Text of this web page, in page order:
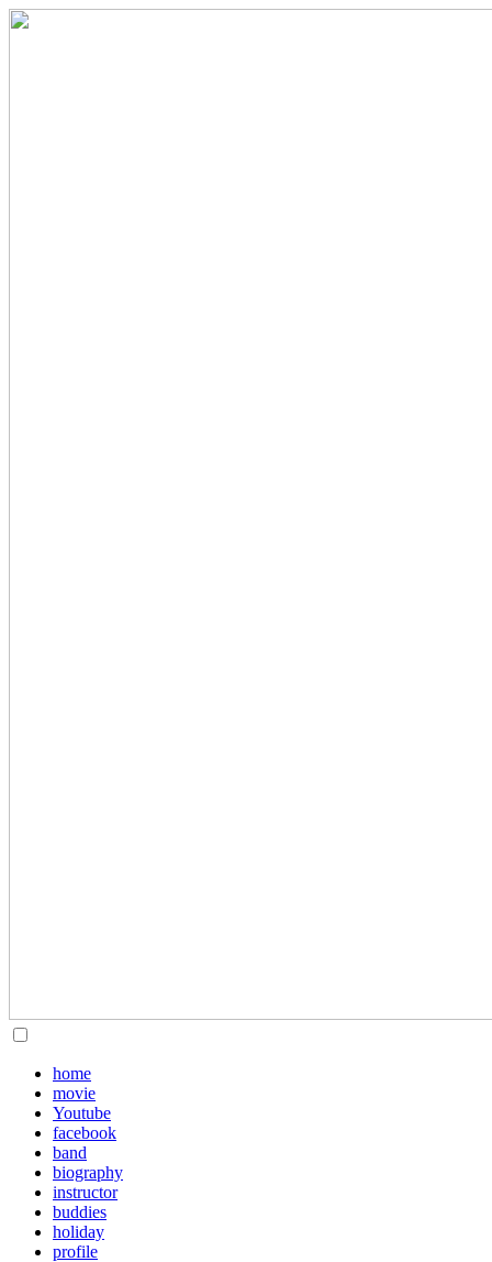
home
movie
Youtube
facebook
band
biography
instructor
buddies
holiday
profile